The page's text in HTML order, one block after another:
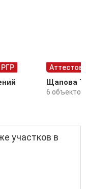
РГР
Щапова
6 объектов
участков в